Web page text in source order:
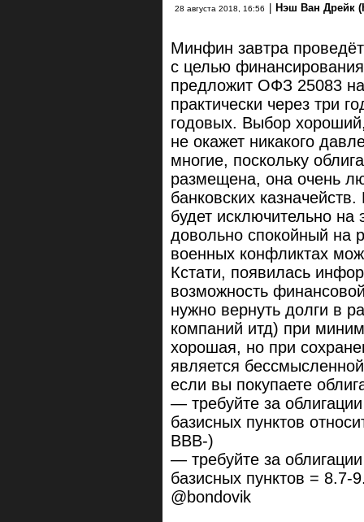
28 августа 2018, 16:56 | Нэш Ван Дрейк
Минфин завтра
с целью
предложит ОФЗ 25083
практически через три
годовых. Выбор
не окажет никакого
многие, поскольку
размещена, она очень
банковских
будет исключительно
довольно спокойный на
военных конфликтах
Кстати, появилась
возможность
нужно вернуть долги в
компаний итд) при
хорошая, но при
является
если вы покупаете
— требуйте за
базисных пунктов
ВВВ-)
— требуйте за
базисных пунктов =
@bondovik